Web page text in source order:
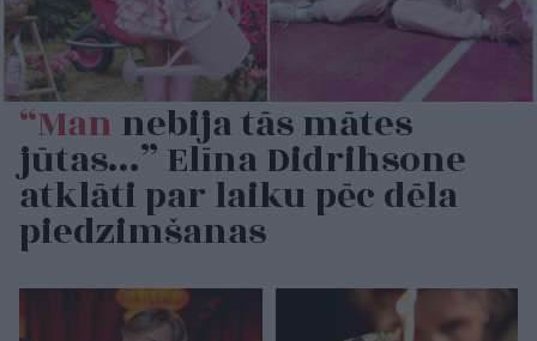
“Mannebija tās mātes
jūtas…” Elīna Didrihsone
atklāti par laiku pēc dēla
piedzimšanas